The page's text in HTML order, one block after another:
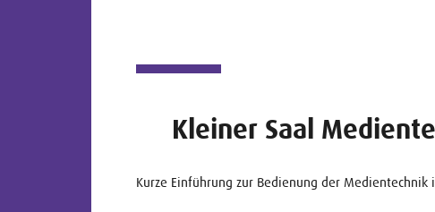
Kleiner Saal
Kurze Einführung zur Bedienung der Medientechnik